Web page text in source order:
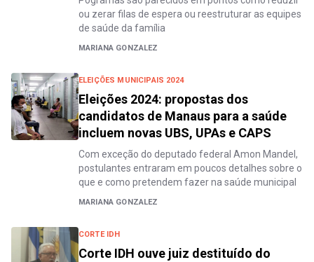
ou zerar filas de espera ou reestruturar as equipes
de saúde da família
MARIANA GONZALEZ
ELEIÇÕES MUNICIPAIS 2024
Eleições 2024: propostas dos
candidatos de Manaus para a saúde
incluem novas UBS, UPAs e CAPS
Com exceção do deputado federal Amon Mandel,
postulantes entraram em poucos detalhes sobre o
que e como pretendem fazer na saúde municipal
MARIANA GONZALEZ
CORTE IDH
Corte IDH ouve juiz destituído do